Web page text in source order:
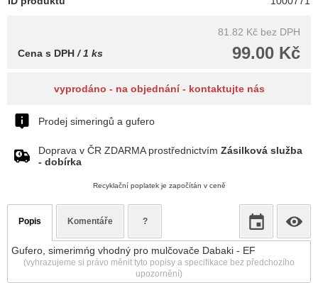
81.82 Kč bez DPH
99.00 Kč
Cena s DPH / 1 ks
vyprodáno - na objednání - kontaktujte nás
Prodej simeringů a gufero
Doprava v ČR ZDARMA prostřednictvím Zásilková služba
- dobírka
Recyklační poplatek je započítán v ceně
Popis Komentáře ?
Gufero, simerimńg vhodný pro mulčovače Dabaki - EF
(vyhrazujeme si právo měnit tyto popisy a specifikace bez předchozího
upozornění)